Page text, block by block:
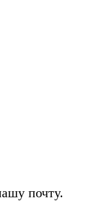
почту.